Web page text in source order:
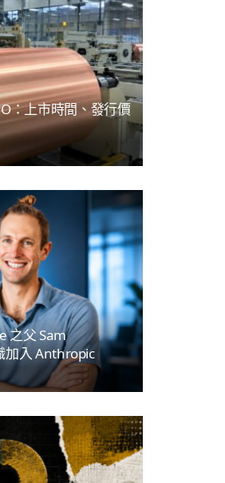
：上市時間、發行價
之父 Sam
加入 Anthropic